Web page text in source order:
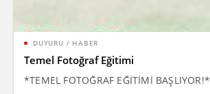
DUYURU / HABER
Temel Fotoğraf Eğitimi
*TEMEL FOTOĞRAF EĞİTİMİ BAŞLIYOR!*